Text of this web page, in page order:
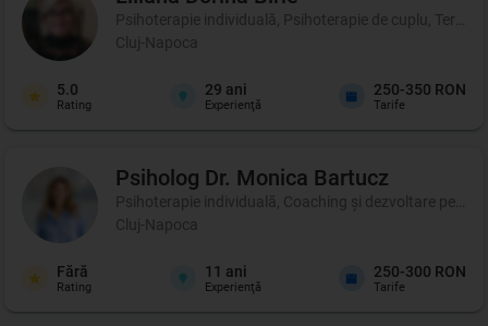
Psihoterapie individuală, Psihoterapie de cuplu, Terapie
Cluj-Napoca
5.0
Rating
29 ani
Experienţă
250-350 RON
Tarife
Psiholog Dr. Monica Bartucz
Psihoterapie individuală, Coaching şi dezvoltare
Cluj-Napoca
Fără
Rating
11 ani
Experienţă
250-300 RON
Tarife